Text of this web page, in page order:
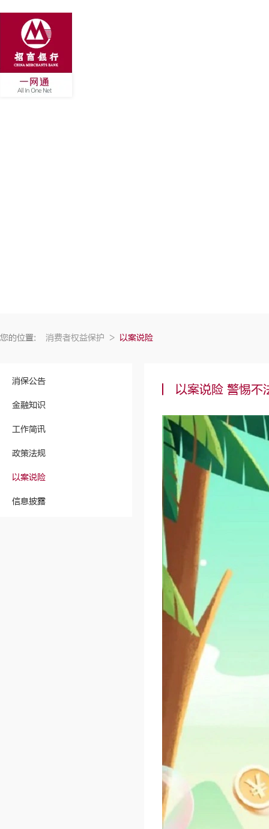
您的位置: 消费者权益保护 > 以案说险
消保公告
金融知识
工作简讯
政策法规
以案说险
信息披露
以案说险 警惕不